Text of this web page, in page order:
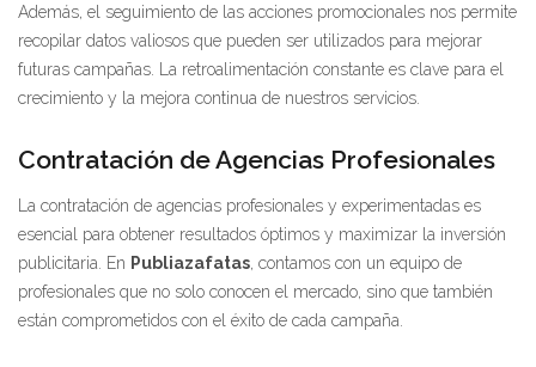
Además, el seguimiento de las acciones promocionales nos permite
recopilar datos valiosos que pueden ser utilizados para mejorar
futuras campañas. La retroalimentación constante es clave para el
crecimiento y la mejora continua de nuestros servicios.
Contratación de Agencias Profesionales
La contratación de agencias profesionales y experimentadas es
esencial para obtener resultados óptimos y maximizar la inversión
publicitaria. En Publiazafatas, contamos con un equipo de
profesionales que no solo conocen el mercado, sino que también
están comprometidos con el éxito de cada campaña.